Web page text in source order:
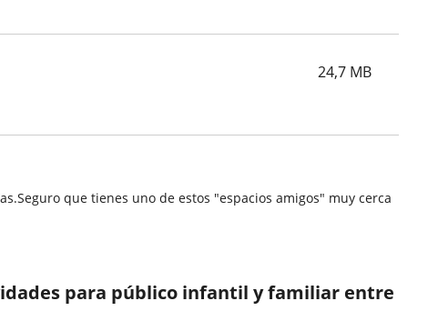
24,7 MB
que tienes uno de estos "espacios amigos" muy cerca
para público infantil y familiar entre